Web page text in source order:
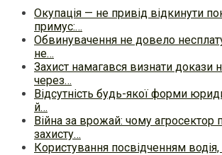
Окупація — не привід відкинути
примус:…
Обвинувачення не довело
не…
Захист намагався визнати докази
через…
Відсутність будь-якої форми
й…
Війна за врожай: чому агросектор
захисту…
Користування посвідченням